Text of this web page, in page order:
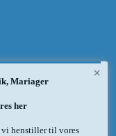
×
Mariager
her
vi henstiller til vores